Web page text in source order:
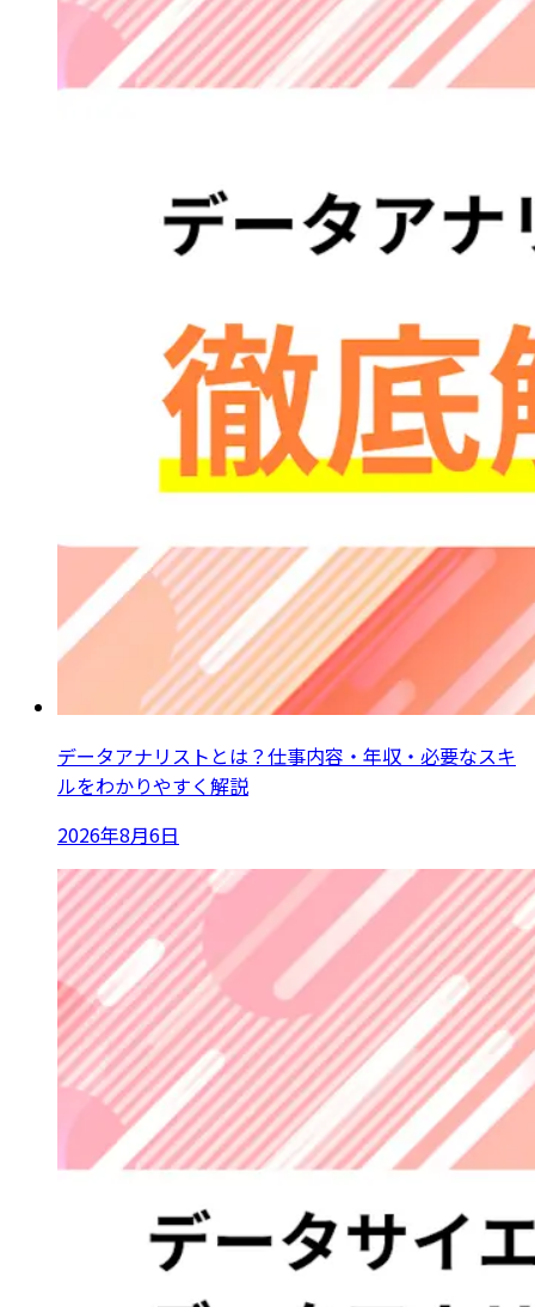
データアナリストとは？仕事内容・年収・必要なスキ
ルをわかりやすく解説
2026年8月6日